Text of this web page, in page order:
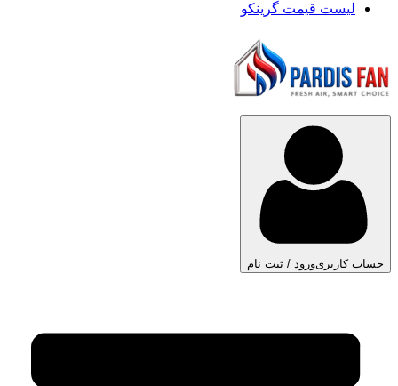
لیست قیمت گرینکو
حساب کاربریورود / ثبت نام